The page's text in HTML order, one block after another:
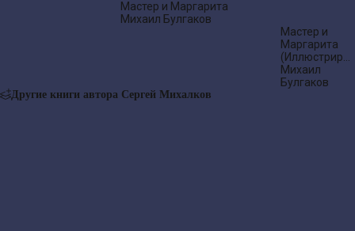
Мастер и Маргарита
Михаил Булгаков
Мастер и
Маргарита
издание)
Михаил
Булгаков
Другие книги автора Сергей Михалков